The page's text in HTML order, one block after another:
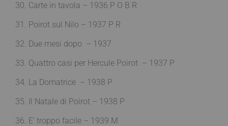
30. Carte in tavola – 1936 P O B R
31. Poirot sul Nilo – 1937 P R
32. Due mesi dopo – 1937
33. Quattro casi per Hercule Poirot – 1937 P
34. La Domatrice – 1938 P
35. Il Natale di Poirot – 1938 P
36. E’ troppo facile – 1939 M